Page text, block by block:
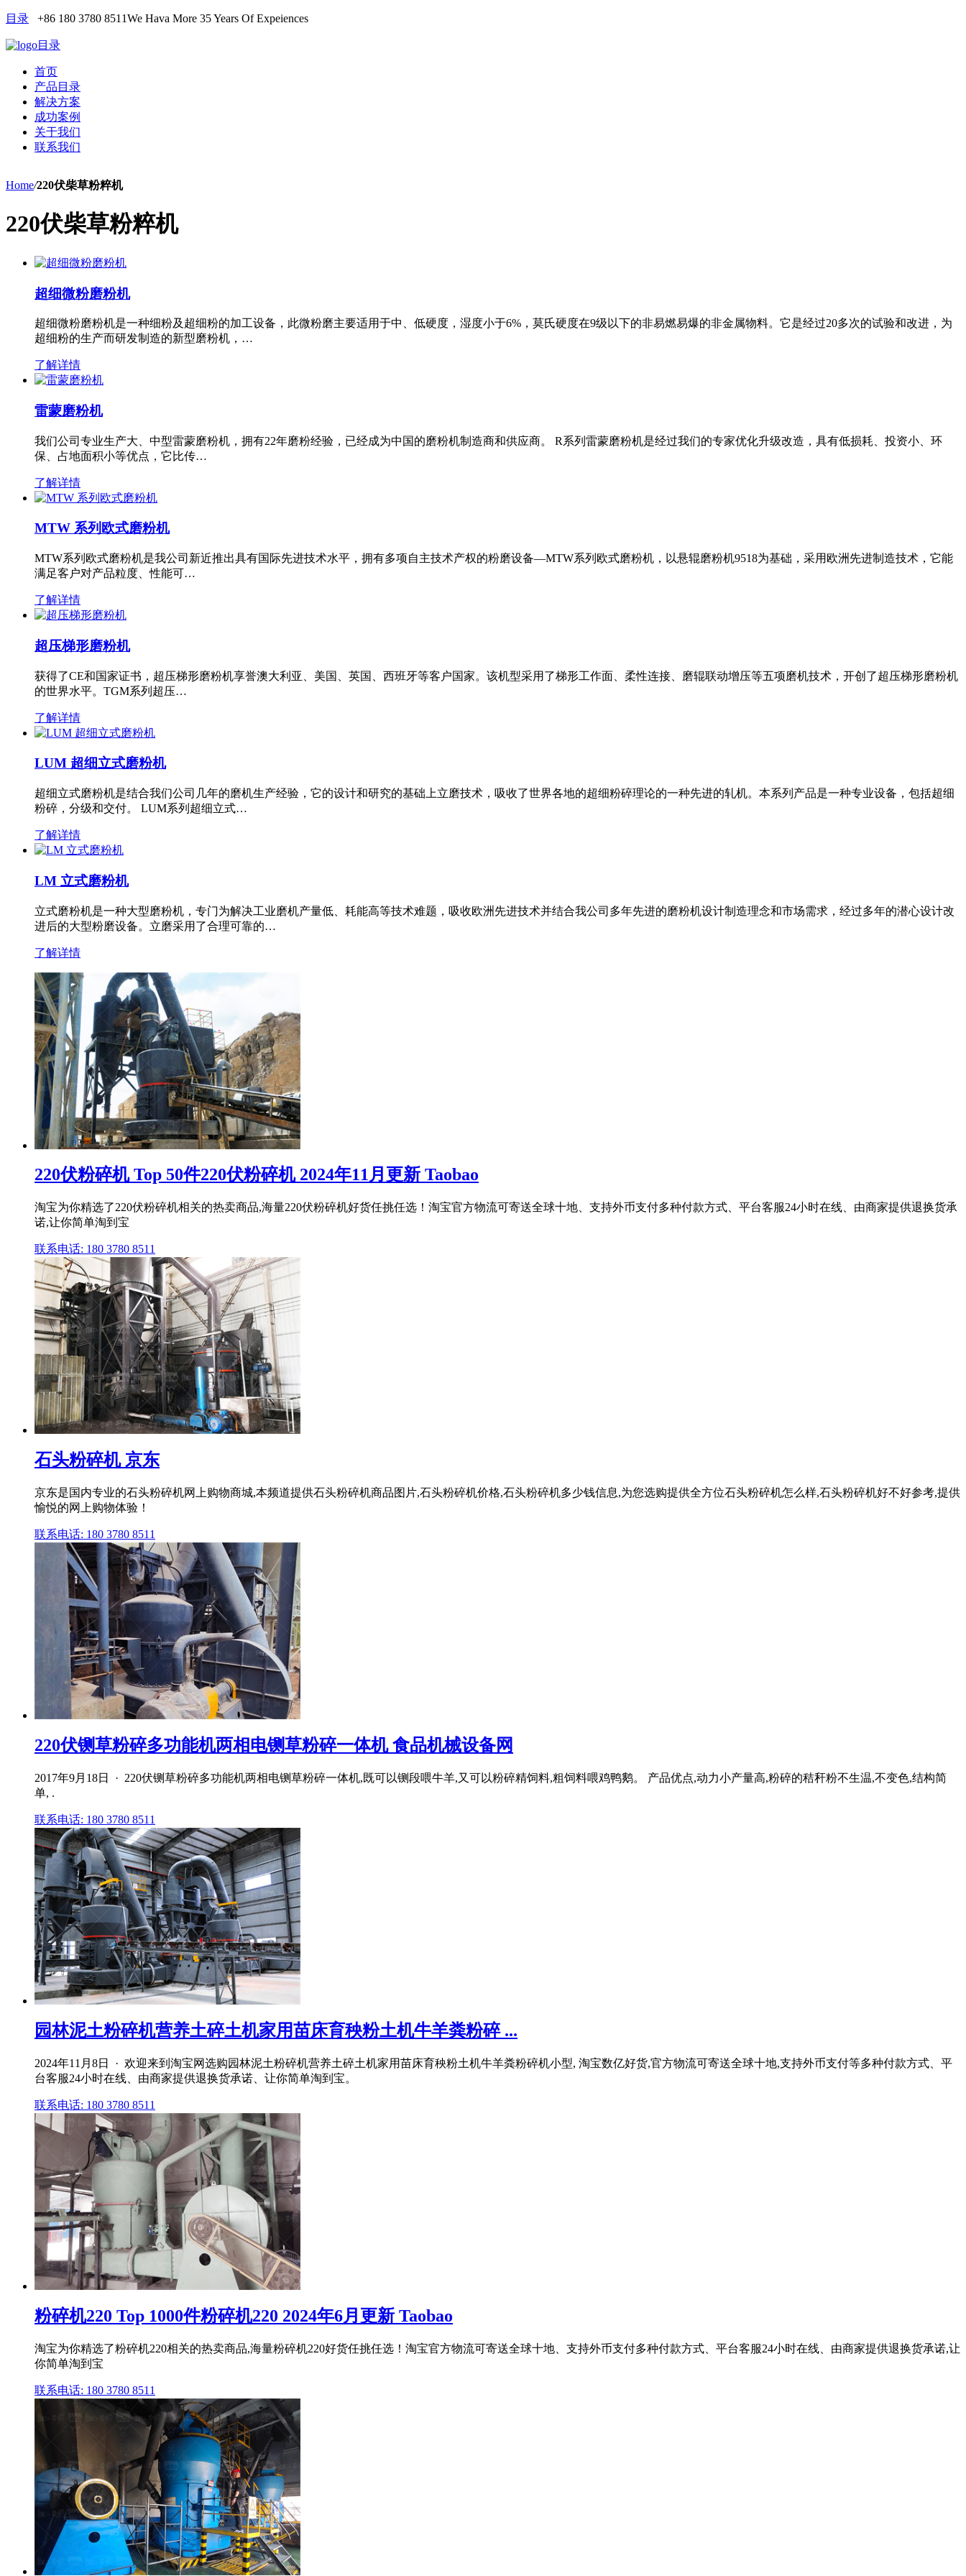
目录 +86 180 3780 8511We Hava More 35 Years Of Expeiences
目录
首页
产品目录
解决方案
成功案例
关于我们
联系我们
Home/220伏柴草粉粹机
220伏柴草粉粹机
超细微粉磨粉机
超细微粉磨粉机是一种细粉及超细粉的加工设备，此微粉磨主要适用于中、低硬度，湿度小于6%，莫氏硬度在9级以下的非易燃易爆的非金属物料。它是经过20多次的试验和改进，为
超细粉的生产而研发制造的新型磨粉机，…
了解详情
雷蒙磨粉机
我们公司专业生产大、中型雷蒙磨粉机，拥有22年磨粉经验，已经成为中国的磨粉机制造商和供应商。 R系列雷蒙磨粉机是经过我们的专家优化升级改造，具有低损耗、投资小、环
保、占地面积小等优点，它比传…
了解详情
MTW 系列欧式磨粉机
MTW系列欧式磨粉机是我公司新近推出具有国际先进技术水平，拥有多项自主技术产权的粉磨设备—MTW系列欧式磨粉机，以悬辊磨粉机9518为基础，采用欧洲先进制造技术，它能
满足客户对产品粒度、性能可…
了解详情
超压梯形磨粉机
获得了CE和国家证书，超压梯形磨粉机享誉澳大利亚、美国、英国、西班牙等客户国家。该机型采用了梯形工作面、柔性连接、磨辊联动增压等五项磨机技术，开创了超压梯形磨粉机
的世界水平。TGM系列超压…
了解详情
LUM 超细立式磨粉机
超细立式磨粉机是结合我们公司几年的磨机生产经验，它的设计和研究的基础上立磨技术，吸收了世界各地的超细粉碎理论的一种先进的轧机。本系列产品是一种专业设备，包括超细
粉碎，分级和交付。 LUM系列超细立式…
了解详情
LM 立式磨粉机
立式磨粉机是一种大型磨粉机，专门为解决工业磨机产量低、耗能高等技术难题，吸收欧洲先进技术并结合我公司多年先进的磨粉机设计制造理念和市场需求，经过多年的潜心设计改
进后的大型粉磨设备。立磨采用了合理可靠的…
了解详情
220伏粉碎机 Top 50件220伏粉碎机 2024年11月更新 Taobao
淘宝为你精选了220伏粉碎机相关的热卖商品,海量220伏粉碎机好货任挑任选！淘宝官方物流可寄送全球十地、支持外币支付多种付款方式、平台客服24小时在线、由商家提供退换货承
诺,让你简单淘到宝
联系电话: 180 3780 8511
石头粉碎机 京东
京东是国内专业的石头粉碎机网上购物商城,本频道提供石头粉碎机商品图片,石头粉碎机价格,石头粉碎机多少钱信息,为您选购提供全方位石头粉碎机怎么样,石头粉碎机好不好参考,提供
愉悦的网上购物体验！
联系电话: 180 3780 8511
220伏铡草粉碎多功能机两相电铡草粉碎一体机 食品机械设备网
2017年9月18日 · 220伏铡草粉碎多功能机两相电铡草粉碎一体机,既可以铡段喂牛羊,又可以粉碎精饲料,粗饲料喂鸡鸭鹅。 产品优点,动力小产量高,粉碎的秸秆粉不生温,不变色,结构简
单, .
联系电话: 180 3780 8511
园林泥土粉碎机营养土碎土机家用苗床育秧粉土机牛羊粪粉碎 ...
2024年11月8日 · 欢迎来到淘宝网选购园林泥土粉碎机营养土碎土机家用苗床育秧粉土机牛羊粪粉碎机小型, 淘宝数亿好货,官方物流可寄送全球十地,支持外币支付等多种付款方式、平
台客服24小时在线、由商家提供退换货承诺、让你简单淘到宝。
联系电话: 180 3780 8511
粉碎机220 Top 1000件粉碎机220 2024年6月更新 Taobao
淘宝为你精选了粉碎机220相关的热卖商品,海量粉碎机220好货任挑任选！淘宝官方物流可寄送全球十地、支持外币支付多种付款方式、平台客服24小时在线、由商家提供退换货承诺,让
你简单淘到宝
联系电话: 180 3780 8511